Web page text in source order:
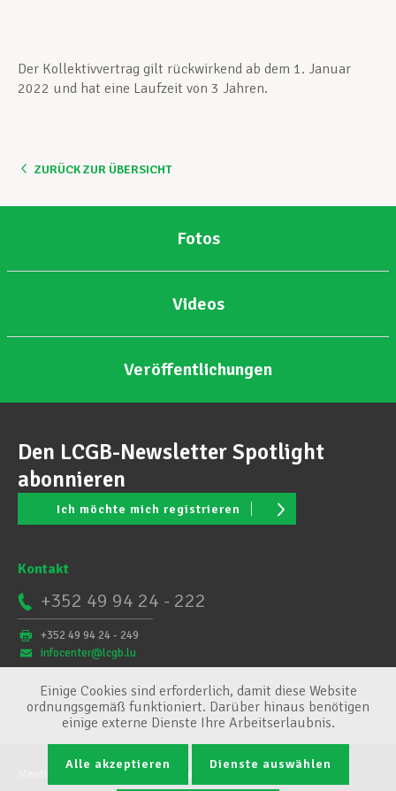
Der Kollektivvertrag gilt rückwirkend ab dem 1. Januar
2022 und hat eine Laufzeit von 3 Jahren.
ZURÜCK ZUR ÜBERSICHT
Fotos
Videos
Veröffentlichungen
Den LCGB-Newsletter Spotlight
abonnieren
Ich möchte mich registrieren
Kontakt
+352 49 94 24 - 222
+352 49 94 24 - 249
infocenter@lcgb.lu
Conditions générales
Einige Cookies sind erforderlich, damit diese Website
ordnungsgemäß funktioniert. Darüber hinaus benötigen
einige externe Dienste Ihre Arbeitserlaubnis.
Alle akzeptieren Dienste auswählen